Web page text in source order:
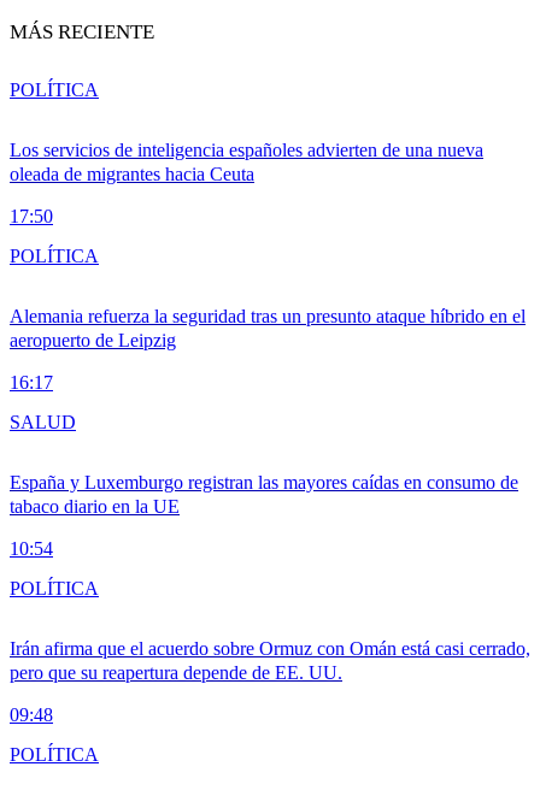
MÁS RECIENTE
Los servicios de inteligencia españoles advierten de una nueva
oleada de migrantes hacia Ceuta
17:50
POLÍTICA
Alemania refuerza la seguridad tras un presunto ataque híbrido en el
aeropuerto de Leipzig
16:17
POLÍTICA
España y Luxemburgo registran las mayores caídas en consumo de
tabaco diario en la UE
10:54
SALUD
Irán afirma que el acuerdo sobre Ormuz con Omán está casi cerrado,
pero que su reapertura depende de EE. UU.
09:48
POLÍTICA
POLÍTICA